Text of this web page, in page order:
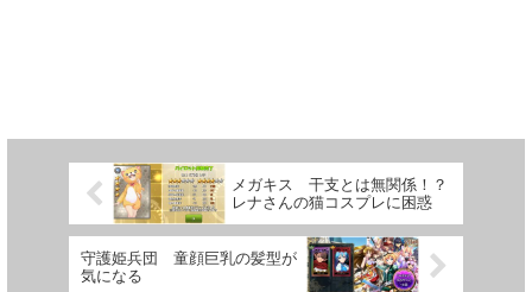
メガキス 干支とは無関係！？
レナさんの猫コスプレに困惑
守護姫兵団 童顔巨乳の髪型が
気になる